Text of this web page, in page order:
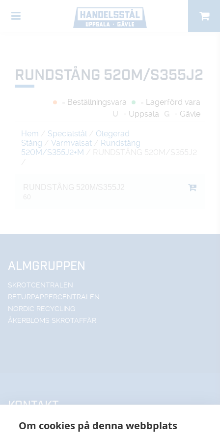
Om cookies på denna webbplats
RUNDSTÅNG 520M/S355J2
= Beställningsvara
= Lagerförd vara
U
= Uppsala G = Gävle
Hem / Specialstål / Olegerad
Stång / Varmvalsat / Rundstång
520M/S355J2+M / RUNDSTÅNG 520M/S355J2
/
RUNDSTÅNG 520M/S355J2
60
ALMGRUPPEN
SKROTCENTRALEN
RETURPAPPERCENTRALEN
NORDIC RECYCLING
ÅKERBLOMS SKROTAFFÄR
KONTAKT
UPPSALA HANDELSSTÅL AB